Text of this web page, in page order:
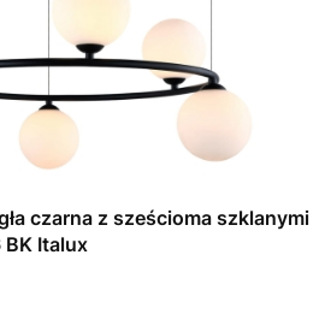
czarna z sześcioma szklanymi
Italux